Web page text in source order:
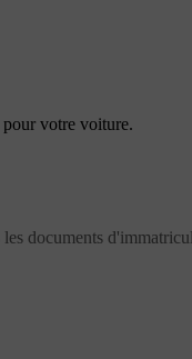
votre voiture.
documents